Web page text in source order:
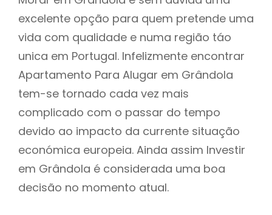
excelente opção para quem pretende uma
vida com qualidade e numa região táo
unica em Portugal. Infelizmente encontrar
Apartamento Para Alugar em Grândola
tem-se tornado cada vez mais
complicado com o passar do tempo
devido ao impacto da currente situação
económica europeia. Ainda assim Investir
em Grândola é considerada uma boa
decisão no momento atual.